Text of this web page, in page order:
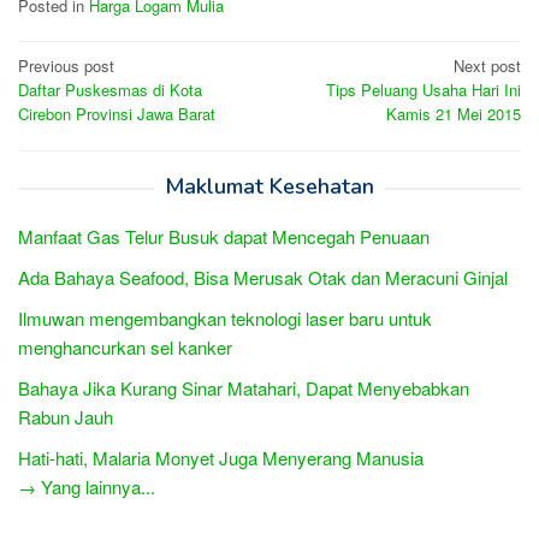
Posted in Harga Logam Mulia
Post
navigation
Previous post
Daftar Puskesmas di Kota
Cirebon Provinsi Jawa Barat
Next post
Tips Peluang Usaha Hari Ini
Kamis 21 Mei 2015
Maklumat Kesehatan
Manfaat Gas Telur Busuk dapat Mencegah Penuaan
Ada Bahaya Seafood, Bisa Merusak Otak dan Meracuni Ginjal
Ilmuwan mengembangkan teknologi laser baru untuk
menghancurkan sel kanker
Bahaya Jika Kurang Sinar Matahari, Dapat Menyebabkan
Rabun Jauh
Hati-hati, Malaria Monyet Juga Menyerang Manusia
→ Yang lainnya...